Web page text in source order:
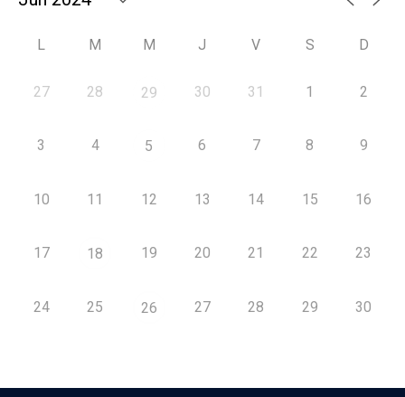
L M M J V S D
27 28 29 30 31 1 2
3 4 5 6 7 8 9
10 11 12 13 14 15 16
17 18 19 20 21 22 23
24 25 26 27 28 29 30